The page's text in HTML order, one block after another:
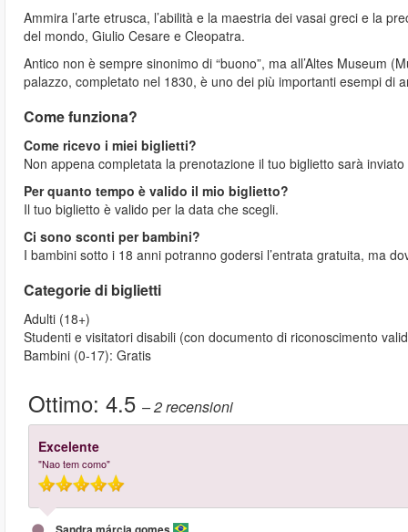
Ammira l’arte etrusca, l’abilità e la maestria dei vasai greci e la
del mondo, Giulio Cesare e Cleopatra.
Antico non è sempre sinonimo di “buono”, ma all’Altes Museum
palazzo, completato nel 1830, è uno dei più importanti esempi di
Come funziona?
Come ricevo i miei biglietti?
Non appena completata la prenotazione il tuo biglietto sarà
Per quanto tempo è valido il mio biglietto?
Il tuo biglietto è valido per la data che scegli.
Ci sono sconti per bambini?
I bambini sotto i 18 anni potranno godersi l’entrata gratuita, ma
Categorie di biglietti
Adulti (18+)
Studenti e visitatori disabili (con documento di riconoscimento
Bambini (0-17): Gratis
Ottimo: 4.5 – 2recensioni
Excelente
"Nao tem como"